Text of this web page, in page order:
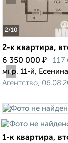
2/10
2-к квартира,
6 350 000 ₽ 117
мкр. 11-й,
Агентство,
‹
1-к квартира,